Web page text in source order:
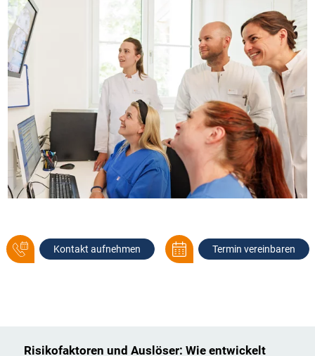
Kontakt aufnehmen Termin vereinbaren
Risikofaktoren und Auslöser: Wie entwickelt